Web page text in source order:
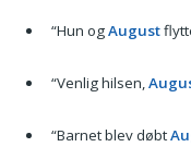
“Hun ogAugust
“Venlig hilsen,
“Barnet blev døbt